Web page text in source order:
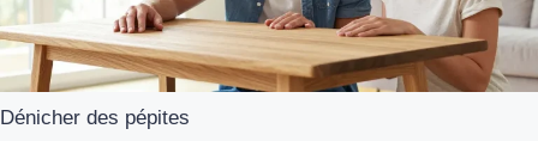
Dénicher des pépites